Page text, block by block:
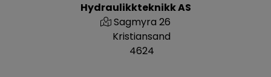
Hydraulikkteknikk AS
Sagmyra 26
Kristiansand
4624